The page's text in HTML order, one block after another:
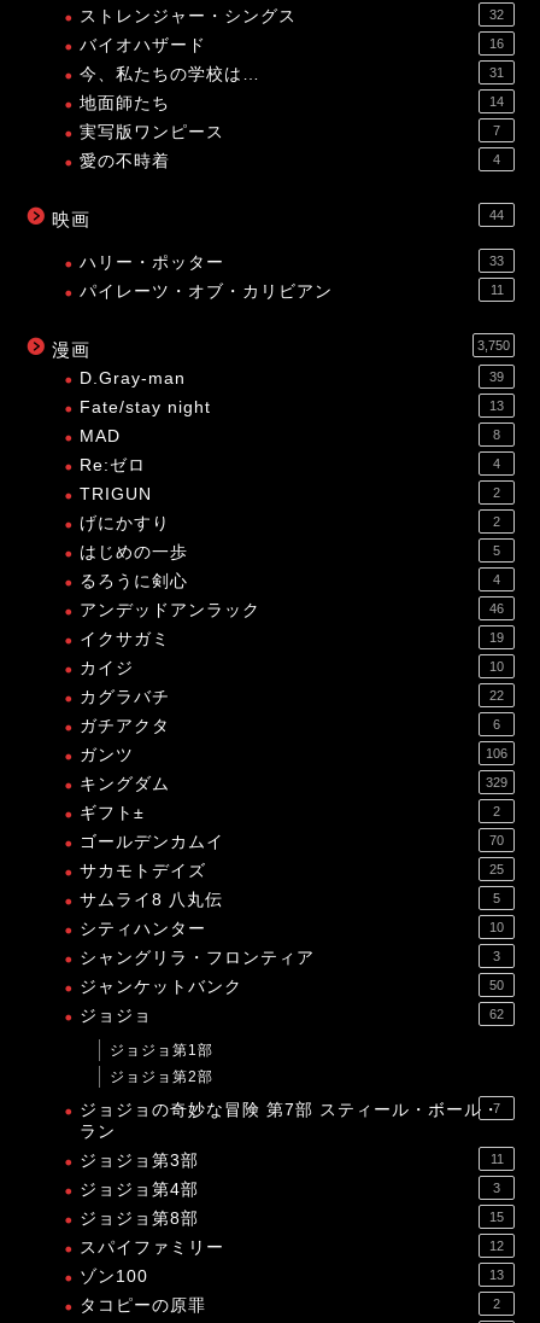
ストレンジャー・シングス 32
バイオハザード 16
今、私たちの学校は… 31
地面師たち 14
実写版ワンピース 7
愛の不時着 4
映画 44
ハリー・ポッター 33
パイレーツ・オブ・カリビアン 11
漫画 3,750
D.Gray-man 39
Fate/stay night 13
MAD 8
Re:ゼロ 4
TRIGUN 2
げにかすり 2
はじめの一歩 5
るろうに剣心 4
アンデッドアンラック 46
イクサガミ 19
カイジ 10
カグラバチ 22
ガチアクタ 6
ガンツ 106
キングダム 329
ギフト± 2
ゴールデンカムイ 70
サカモトデイズ 25
サムライ8 八丸伝 5
シティハンター 10
シャングリラ・フロンティア 3
ジャンケットバンク 50
ジョジョ 62
ジョジョ第1部
ジョジョ第2部
ジョジョの奇妙な冒険 第7部 スティール・ボール・
ラン
7
ジョジョ第3部 11
ジョジョ第4部 3
ジョジョ第8部 15
スパイファミリー 12
ゾン100 13
タコピーの原罪 2